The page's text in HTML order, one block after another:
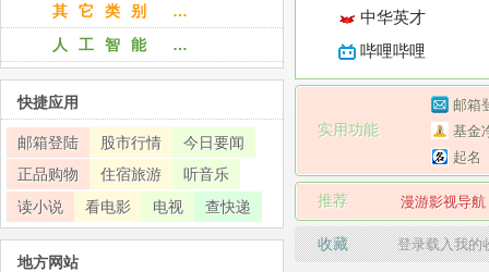
中华英才
哔哩哔哩
实用功能
邮箱
基金
起名
推荐 漫游影视导航
收藏 登录载入我
其它类别 …
人工智能 …
快捷应用
邮箱登陆 股市行情
今日要闻
正品购物
住宿旅游
听音乐
读小说
看电影 电视 查快递
地方网站